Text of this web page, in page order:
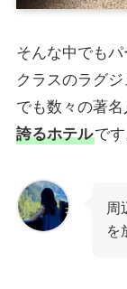
そんな中でも
クラスのラグ
でも数々の著
誇るホテルです
周
を